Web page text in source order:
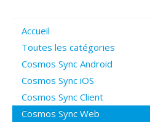
Poser une question
Questions ouvertes
Accueil
Toutes les catégories
Cosmos Sync Android
Cosmos Sync iOS
Cosmos Sync Client
Cosmos Sync Web